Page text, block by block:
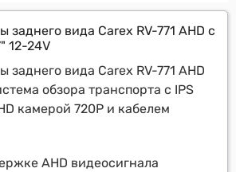
заднего вида Carex RV-771 AHD с
12-24V
заднего вида Carex RV-771 AHD
обзора транспорта с IPS
камерой 720P и кабелем
AHD видеосигнала